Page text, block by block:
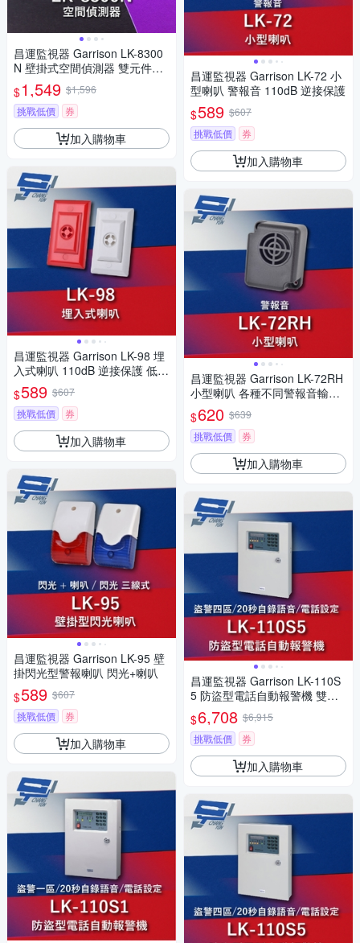
昌運監視器 Garrison LK-8300
N 壁掛式空間偵測器 雙元件PI
R偵測
$1,549 $1,596
挑戰低價
券
加入購物車
昌運監視器 Garrison LK-98 埋
入式喇叭 110dB 逆接保護 低能
耗
$589 $607
挑戰低價
券
加入購物車
昌運監視器 Garrison LK-95 壁
掛閃光型警報喇叭 閃光+喇叭
$589 $607
挑戰低價
券
加入購物車
昌運監視器 Garrison LK-72 小
型喇叭 警報音 110dB 逆接保護
$589 $607
挑戰低價
券
加入購物車
昌運監視器 Garrison LK-72RH
小型喇叭 各種不同警報音輸出
105dB 逆接保護
$620 $639
挑戰低價
券
加入購物車
昌運監視器 Garrison LK-110S
5 防盜型電話自動報警機 雙觸
發雙20秒自錄語音
$6,708 $6,915
挑戰低價
券
加入購物車